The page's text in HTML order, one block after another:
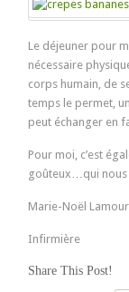
Le déjeuner pour
nécessaire
corps humain, de
temps le permet,
peut échanger en
Pour moi, c’est
goûteux…qui nous
Marie-Noël
Infirmière
Share This Post!